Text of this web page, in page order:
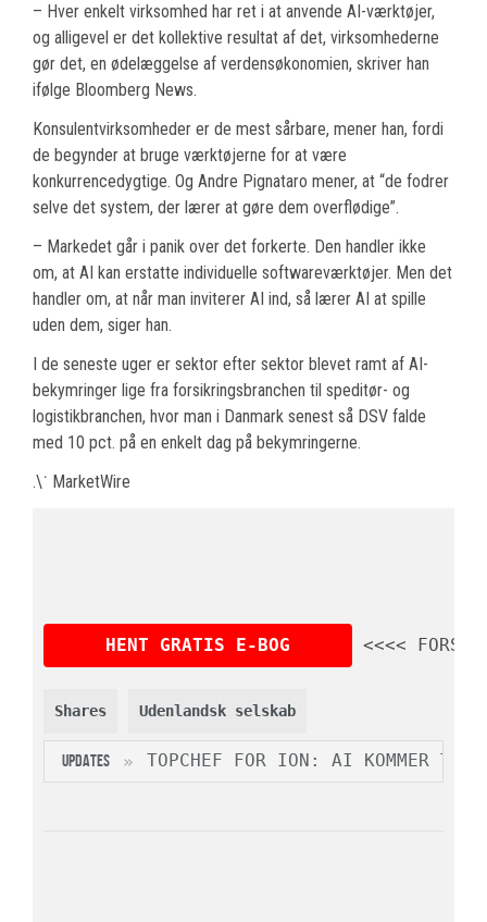
– Hver enkelt virksomhed har ret i at anvende AI-værktøjer,
og alligevel er det kollektive resultat af det, virksomhederne
gør det, en ødelæggelse af verdensøkonomien, skriver han
ifølge Bloomberg News.
Konsulentvirksomheder er de mest sårbare, mener han, fordi
de begynder at bruge værktøjerne for at være
konkurrencedygtige. Og Andre Pignataro mener, at “de fodrer
selve det system, der lærer at gøre dem overflødige”.
– Markedet går i panik over det forkerte. Den handler ikke
om, at AI kan erstatte individuelle softwareværktøjer. Men det
handler om, at når man inviterer AI ind, så lærer AI at spille
uden dem, siger han.
I de seneste uger er sektor efter sektor blevet ramt af AI-
bekymringer lige fra forsikringsbranchen til speditør- og
logistikbranchen, hvor man i Danmark senest så DSV falde
med 10 pct. på en enkelt dag på bekymringerne.
.\˙ MarketWire
HENT GRATIS E-BOG <<<<
Shares Udenlandsk selskab
UPDATES TOPCHEF FOR ION: AI KOMMER TIL